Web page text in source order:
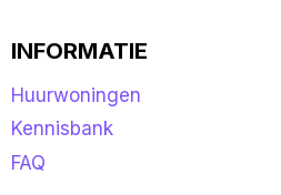
INFORMATIE
Huurwoningen
Kennisbank
FAQ